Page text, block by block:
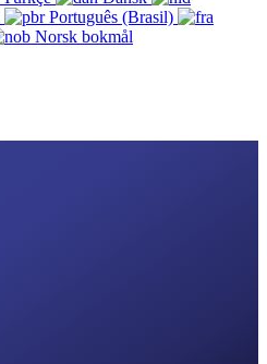
Português (Brasil)
Norsk bokmål